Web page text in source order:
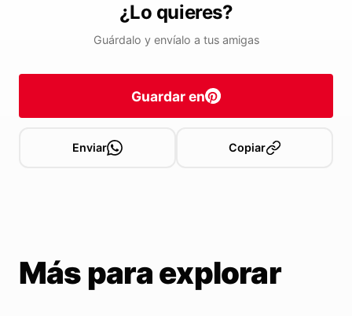
¿Lo quieres?
Guárdalo y envíalo a tus amigas
Guardar en
Enviar Copiar
Más para explorar